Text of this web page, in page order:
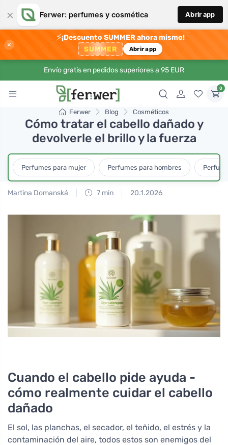
× Ferwer: perfumes y cosmética Abrir app
×
⚡¡Descuento SUMMER ahora mismo!
SUMMER Abrir app
Envío gratis en pedidos superiores a 95 EUR
0
Ferwer Blog Cosméticos
Cómo tratar el cabello dañado y
devolverle el brillo y la fuerza
Perfumes para mujer Perfumes para hombres
Martina Domanská 7 min 20.1.2026
Cuando el cabello pide ayuda -
cómo realmente cuidar el cabello
dañado
El sol, las planchas, el secador, el teñido, el estrés y la
contaminación del aire, todos estos son enemigos del